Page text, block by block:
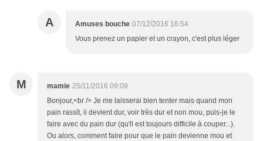
A Amuses bouche 07/12/2016 16:54
Vous prenez un papier et un crayon, c'est plus léger
M mamie 25/11/2016 09:09
Bonjour,<br /> Je me laisserai bien tenter mais quand mon
pain rassit, il devient dur, voir très dur et non mou, puis-je le
faire avec du pain dur (qu'il est toujours difficile à couper...).
Ou alors, comment faire pour que le pain devienne mou et